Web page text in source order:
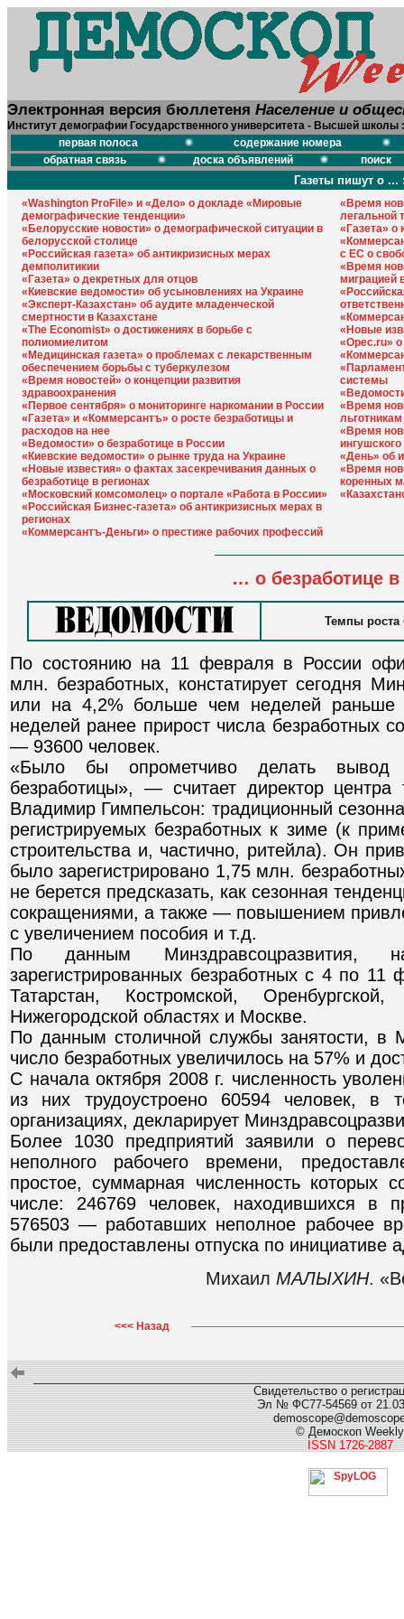
Электронная версия бюллетеня Население и
Институт демографии Государственного университета - Высшей школы
первая полоса
содержание номера
обратная связь
доска объявлений поиск
Газеты пишут о ...
«Washington ProFile» и «Дело» о докладе «Мировые
демографические тенденции»
«Белорусские новости» о демографической ситуации в
белорусской столице
«Российская газета» об антикризисных мерах
демполитикии
«Газета» о декретных для отцов
«Киевские ведомости» об усыновлениях на Украине
«Эксперт-Казахстан» об аудите младенческой
смертности в Казахстане
«The Economist» о достижениях в борьбе с
полиомиелитом
«Медицинская газета» о проблемах с лекарственным
обеспечением борьбы с туберкулезом
«Время новостей» о концепции развития
здравоохранения
«Первое сентября» о мониторинге наркомании в России
«Газета» и «Коммерсантъ» о росте безработицы и
расходов на нее
«Ведомости» о безработице в России
«Киевские ведомости» о рынке труда на Украине
«Новые известия» о фактах засекречивания данных о
безработице в регионах
«Московский комсомолец» о портале «Работа в России»
«Российская Бизнес-газета» об антикризисных мерах в
регионах
«Коммерсантъ-Деньги» о престиже рабочих профессий
«Время
легальной
«Газета» о
с ЕС о
«Время
миграцией
«Новые
«Орес.ru»
системы
«Время
льготникам
«Время
«День» об
«Время
коренных
… о безработице в
Темпы роста
По состоянию на 11 февраля в России
млн. безработных, констатирует сегодня
или на 4,2% больше чем неделей
неделей ранее прирост числа безработных
— 93600 человек.
«Было бы опрометчиво делать
безработицы», — считает директор
Владимир Гимпельсон: традиционный
регистрируемых безработных к зиме (к
строительства и, частично, ритейла). Он
было зарегистрировано 1,75 млн.
не берется предсказать, как сезонная
сокращениями, а также — повышением
с увеличением пособия и т.д.
По данным Минздравсоцразвития,
зарегистрированных безработных с 4 по 11
Татарстан, Костромской,
Нижегородской областях и Москве.
По данным столичной службы занятости, в
число безработных увеличилось на 57% и
С начала октября 2008 г. численность
из них трудоустроено 60594 человек,
организациях, декларирует
Более 1030 предприятий заявили о
неполного рабочего времени,
простое, суммарная численность которых
числе: 246769 человек, находившихся в
576503 — работавших неполное рабочее
были предоставлены отпуска по инициативе
Михаил МАЛЫХИН.
<<< Назад
Свидетельство о
Эл № ФС77-54569 от
© Демоскоп Weekly
ISSN 1726-2887